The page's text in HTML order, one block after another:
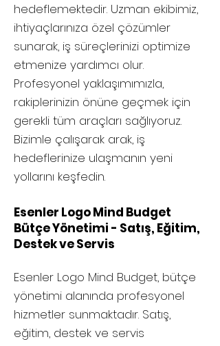
hedeflemektedir. Uzman ekibimiz,
ihtiyaçlarınıza özel çözümler
sunarak, iş süreçlerinizi optimize
etmenize yardımcı olur.
Profesyonel yaklaşımımızla,
rakiplerinizin önüne geçmek için
gerekli tüm araçları sağlıyoruz.
Bizimle çalışarak arak, iş
hedeflerinize ulaşmanın yeni
yollarını keşfedin.
Esenler Logo Mind Budget
Bütçe Yönetimi - Satış, Eğitim,
Destek ve Servis
Esenler Logo Mind Budget, bütçe
yönetimi alanında profesyonel
hizmetler sunmaktadır. Satış,
eğitim, destek ve servis